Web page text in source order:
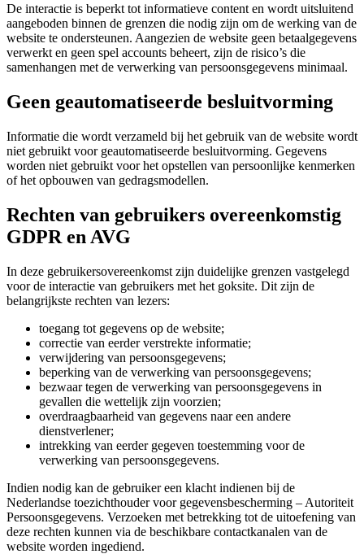
De interactie is beperkt tot informatieve content en wordt uitsluitend
aangeboden binnen de grenzen die nodig zijn om de werking van de
website te ondersteunen. Aangezien de website geen betaalgegevens
verwerkt en geen spel accounts beheert, zijn de risico’s die
samenhangen met de verwerking van persoonsgegevens minimaal.
Geen geautomatiseerde besluitvorming
Informatie die wordt verzameld bij het gebruik van de website wordt
niet gebruikt voor geautomatiseerde besluitvorming. Gegevens
worden niet gebruikt voor het opstellen van persoonlijke kenmerken
of het opbouwen van gedragsmodellen.
Rechten van gebruikers overeenkomstig
GDPR en AVG
In deze gebruikersovereenkomst zijn duidelijke grenzen vastgelegd
voor de interactie van gebruikers met het goksite. Dit zijn de
belangrijkste rechten van lezers:
toegang tot gegevens op de website;
correctie van eerder verstrekte informatie;
verwijdering van persoonsgegevens;
beperking van de verwerking van persoonsgegevens;
bezwaar tegen de verwerking van persoonsgegevens in
gevallen die wettelijk zijn voorzien;
overdraagbaarheid van gegevens naar een andere
dienstverlener;
intrekking van eerder gegeven toestemming voor de
verwerking van persoonsgegevens.
Indien nodig kan de gebruiker een klacht indienen bij de
Nederlandse toezichthouder voor gegevensbescherming – Autoriteit
Persoonsgegevens. Verzoeken met betrekking tot de uitoefening van
deze rechten kunnen via de beschikbare contactkanalen van de
website worden ingediend.